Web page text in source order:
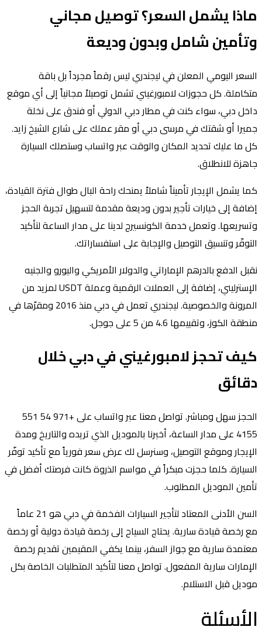
ماذا يشمل السعر؟ توصيل مجاني
وتأمين شامل وبدون وديعة
السعر اليومي المعلن في ليجندري ليس رقماً مجرداً بل باقة
متكاملة. كل حجوزات لامبورغيني تشمل توصيلاً مجانياً إلى أي موقع
داخل دبي، سواء كنت في مطار دبي الدولي أو فندق على نخلة
جميرا أو شقتك في مرسى دبي أو مقر عملك على شارع الشيخ زايد.
كل ما عليك تحديد المكان والوقت عبر واتساب وستصلك السيارة
جاهزة للانطلاق.
كما يشمل الإيجار تأميناً شاملاً يمنحك راحة البال طوال فترة القيادة،
إضافة إلى خيارات تأجير بدون وديعة مقدمة لتسهيل تجربة الحجز
وتسريعها. وتعمل خدمة الكونسيرج لدينا على مدار الساعة لتأكيد
التوفّر وتنسيق التوصيل والإجابة على استفساراتك.
نقبل الدفع بالدرهم الإماراتي والدولار الأمريكي واليورو والجنيه
الإسترليني، إضافة إلى العملات الرقمية وعملة USDT لمزيد من
المرونة والخصوصية. ليجندري تعمل في دبي منذ 2016 ومقرّها في
منطقة الكوز، وتقييمها 4.6 من 5 على جوجل.
كيف تحجز لامبورغيني في دبي خلال
دقائق
الحجز سهل ومباشر. تواصل معنا عبر واتساب على +971 54 551
4155 على مدار الساعة، أخبرنا بالموديل الذي تريده والتاريخ ومدة
الإيجار وموقع التوصيل، وسنرسل لك عرض سعر فورياً مع تأكيد توفّر
السيارة. كلما حجزت مبكراً في مواسم الذروة كانت فرصتك أفضل في
تأمين الموديل المطلوب.
السن الأدنى المعتاد لتأجير السيارات الفخمة في دبي هو 21 عاماً
مع رخصة قيادة سارية. يحتاج السياح إلى رخصة قيادة دولية أو رخصة
معتمدة سارية مع جواز السفر، بينما يكفي المقيمين تقديم رخصة
الإمارات سارية المفعول. تواصل معنا لتأكيد المتطلبات الخاصة بكل
موديل قبل الاستلام.
الأسئلة